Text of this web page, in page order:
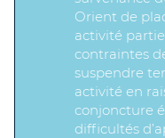
Orient de
activité
contraintes
suspendre
activité en
conjoncture
difficultés